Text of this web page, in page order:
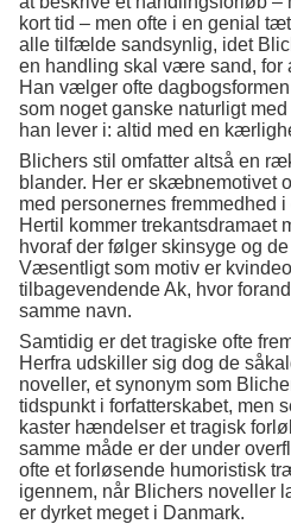
kort tid – men ofte i en genial
alle tilfælde sandsynlig, idet
en handling skal være sand, for
Han vælger ofte
som noget ganske naturligt
han lever i: altid med en
Blichers stil omfatter altså en
blander. Her er skæbnemotivet
med personernes fremmedhed
Hertil kommer trekantsdramaet
hvoraf der følger skinsyge og
Væsentligt som motiv er
tilbagevendende Ak, hvor
samme navn.
Samtidig er det tragiske ofte
Herfra udskiller sig dog de
noveller, et synonym som
tidspunkt i forfatterskabet, men
kaster hændelser et tragisk
samme måde er der under
ofte et forløsende humoristisk
igennem, når Blichers noveller
er dyrket meget i Danmark.